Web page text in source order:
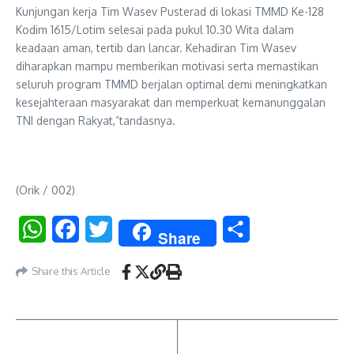
Kunjungan kerja Tim Wasev Pusterad di lokasi TMMD Ke-128
Kodim 1615/Lotim selesai pada pukul 10.30 Wita dalam
keadaan aman, tertib dan lancar. Kehadiran Tim Wasev
diharapkan mampu memberikan motivasi serta memastikan
seluruh program TMMD berjalan optimal demi meningkatkan
kesejahteraan masyarakat dan memperkuat kemanunggalan
TNI dengan Rakyat,”tandasnya.
(Orik / 002)
WhatsAppFacebookTwitter Share
Share this Article